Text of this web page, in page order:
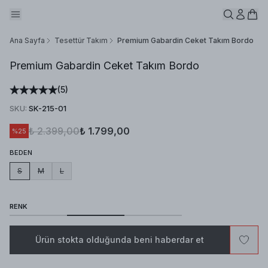
Ana Sayfa Tesettür Takım Premium Gabardin Ceket Takım Bordo
Premium Gabardin Ceket Takım Bordo
(5)
SKU: SK-215-01
%25 ₺ 2.399,00₺ 1.799,00
BEDEN
S M L
RENK
Ürün stokta olduğunda beni haberdar et